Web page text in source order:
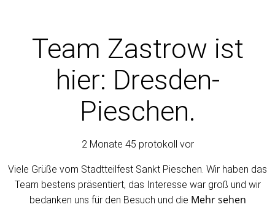
Team Zastrow ist
hier: Dresden-
Pieschen.
2 Monate 45 protokoll vor
Viele Grüße vom Stadtteilfest Sankt Pieschen. Wir haben das
Team bestens präsentiert, das Interesse war groß und wir
bedanken uns für den Besuch und die Mehr sehen